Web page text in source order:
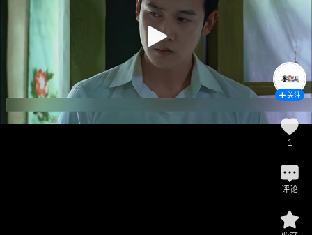
关注
1
评论